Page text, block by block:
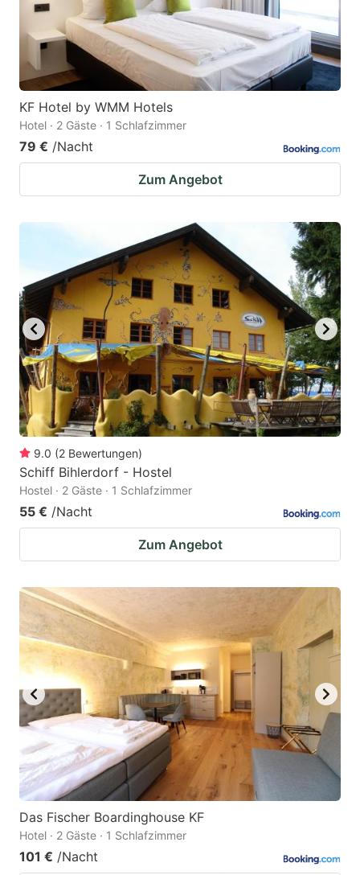
KF Hotel by WMM Hotels
Hotel · 2 Gäste · 1 Schlafzimmer
79 € /Nacht
Zum Angebot
9.0 (2 Bewertungen)
Schiff Bihlerdorf - Hostel
Hostel · 2 Gäste · 1 Schlafzimmer
55 € /Nacht
Zum Angebot
Das Fischer Boardinghouse KF
Hotel · 2 Gäste · 1 Schlafzimmer
101 € /Nacht